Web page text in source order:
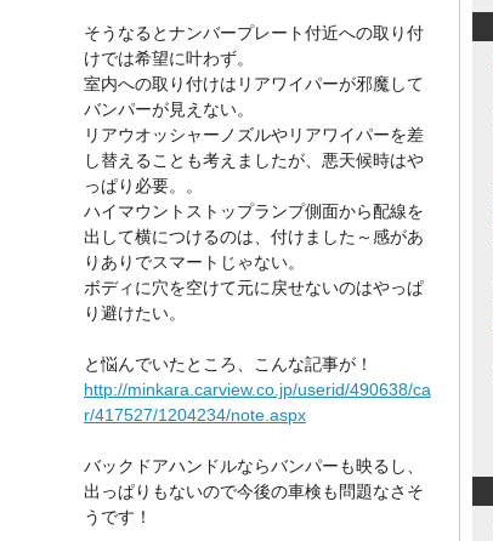
そうなるとナンバープレート付近への取り付
けでは希望に叶わず。
室内への取り付けはリアワイパーが邪魔して
バンパーが見えない。
リアウオッシャーノズルやリアワイパーを差
し替えることも考えましたが、悪天候時はや
っぱり必要。。
ハイマウントストップランプ側面から配線を
出して横につけるのは、付けました～感があ
りありでスマートじゃない。
ボディに穴を空けて元に戻せないのはやっぱ
り避けたい。
と悩んでいたところ、こんな記事が！
http://minkara.carview.co.jp/userid/490638/ca
r/417527/1204234/note.aspx
バックドアハンドルならバンパーも映るし、
出っぱりもないので今後の車検も問題なさそ
うです！